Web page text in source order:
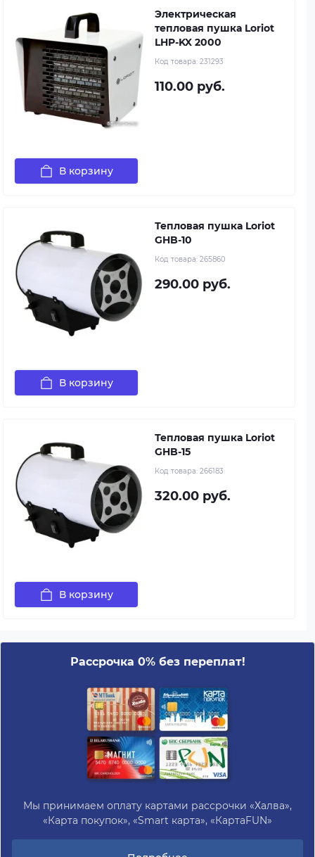
Электрическая
тепловая пушка Loriot
LHP-KX 2000
Код товара: 231293
110.00 руб.
В корзину
Тепловая пушка Loriot
GHB-10
Код товара: 265860
290.00 руб.
В корзину
Тепловая пушка Loriot
GHB-15
Код товара: 266183
320.00 руб.
В корзину
Рассрочка 0% без переплат!
Мы принимаем оплату картами рассрочки «Халва»,
«Карта покупок», «Smart карта», «КартаFUN»